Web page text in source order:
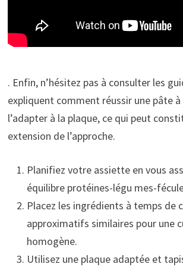
. Enfin, n’hésitez pas à consulter les
expliquent comment réussir une pâte
l’adapter à la plaque, ce qui peut
extension de l’approche.
Planifiez votre assiette en vous
équilibre protéines-légu mes-
Placez les ingrédients à temps de
approximatifs similaires pour une
homogène.
Utilisez une plaque adaptée et